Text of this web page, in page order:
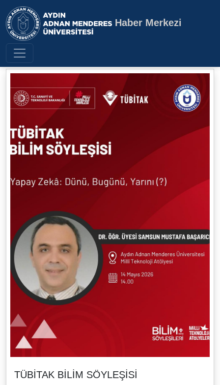
Aydın Adnan Menderes
Haber Merkezi
TÜBİTAK BİLİM SÖYLEŞİSİ